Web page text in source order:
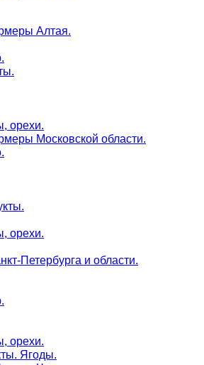
Алтая.
орехи.
Московской области.
орехи.
Петербурга и области.
орехи.
Ягоды.